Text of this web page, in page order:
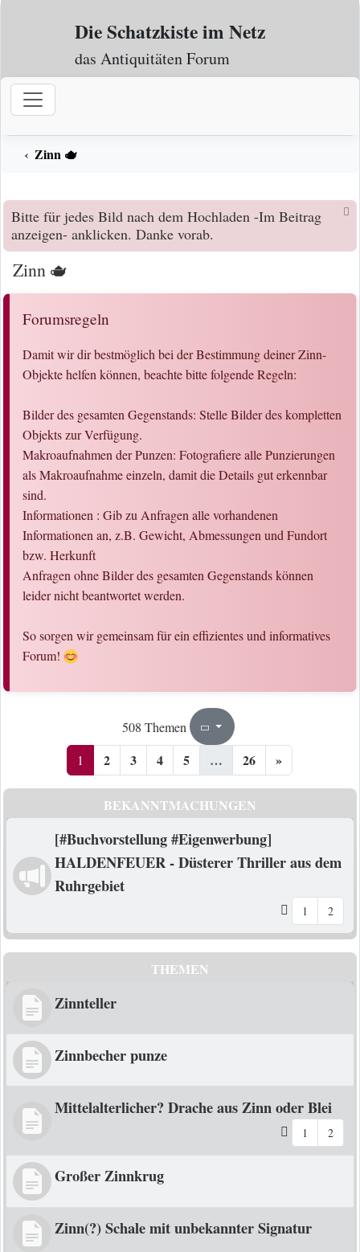
Zum Inhalt
Die Schatzkiste im Netz
das Antiquitäten Forum
Zinn 🫖
Bitte für jedes Bild nach dem Hochladen -Im Beitrag
anzeigen- anklicken. Danke vorab.
Zinn 🫖
Forumsregeln
Damit wir dir bestmöglich bei der Bestimmung deiner Zinn-
Objekte helfen können, beachte bitte folgende Regeln:
Bilder des gesamten Gegenstands: Stelle Bilder des kompletten
Objekts zur Verfügung.
Makroaufnahmen der Punzen: Fotografiere alle Punzierungen
als Makroaufnahme einzeln, damit die Details gut erkennbar
sind.
Informationen : Gib zu Anfragen alle vorhandenen
Informationen an, z.B. Gewicht, Abmessungen und Fundort
bzw. Herkunft
Anfragen ohne Bilder des gesamten Gegenstands können
leider nicht beantwortet werden.
So sorgen wir gemeinsam für ein effizientes und informatives
Forum!
508 Themen Seite1
1 2 3 4 5 … 26 »
BEKANNTMACHUNGEN
[#Buchvorstellung #Eigenwerbung]
HALDENFEUER - Düsterer Thriller aus dem
Ruhrgebiet
1 2
THEMEN
Zinnteller
Zinnbecher punze
Mittelalterlicher? Drache aus Zinn oder Blei
1 2
Großer Zinnkrug
Zinn(?) Schale mit unbekannter Signatur